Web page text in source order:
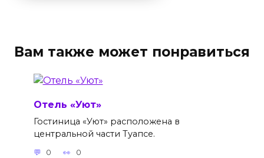
Вам также может понравиться
Отель «Уют»
Гостиница «Уют» расположена в
центральной части Туапсе.
0 0